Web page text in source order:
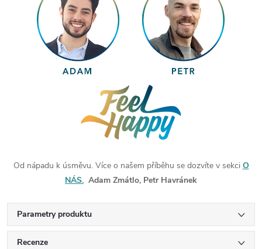
Od nápadu k úsměvu. Více o našem příběhu se dozvíte v sekci O
NÁS. Adam Zmátlo, Petr Havránek
Parametry produktu
Recenze